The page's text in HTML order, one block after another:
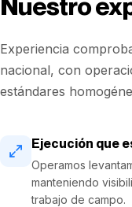
Experiencia
nacional, con
estándares
Ejecución que
Operamos
manteniendo
trabajo de campo.